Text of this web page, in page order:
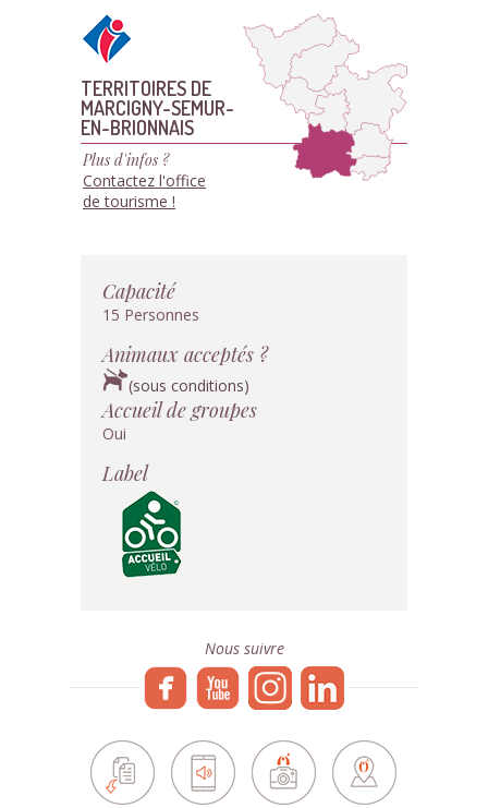
TERRITOIRES DE
MARCIGNY-SEMUR-
EN-BRIONNAIS
Plus d'infos ?
Contactez l'office
de tourisme !
Capacité
15 Personnes
Animaux acceptés ?
(sous conditions)
Accueil de groupes
Oui
Label
Nous suivre